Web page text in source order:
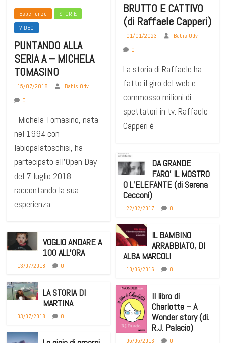
Esperienze
STORIE
VIDEO
PUNTANDO ALLA
SERIA A – MICHELA
TOMASINO
15/07/2018
Babis Odv
0
Michela Tomasino, nata
nel 1994 con
labiopalatoschisi, ha
partecipato all’Open Day
del 7 luglio 2018
raccontando la sua
esperienza
VOGLIO ANDARE A
100 ALL’ORA
13/07/2018 0
LA STORIA DI
MARTINA
03/07/2018 0
BRUTTO E CATTIVO
(di Raffaele Capperi)
01/01/2023
Babis Odv
0
La storia di Raffaele ha
fatto il giro del web e
commosso milioni di
spettatori in tv. Raffaele
Capperi è
DA GRANDE
FARO’ IL MOSTRO
O L’ELEFANTE (di Serena
Cecconi)
22/02/2017 0
IL BAMBINO
ARRABBIATO, DI
ALBA MARCOLI
10/06/2016 0
Il libro di
Charlotte – A
Wonder story (di.
R.J. Palacio)
05/05/2016 0